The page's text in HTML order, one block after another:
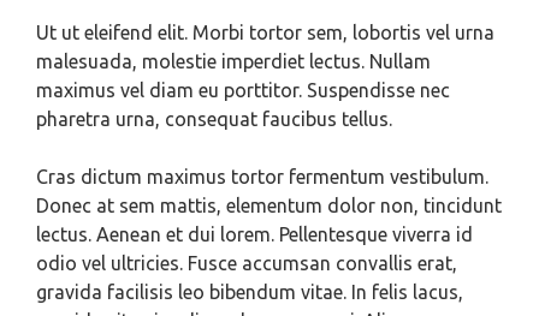
Ut ut eleifend elit. Morbi tortor sem, lobortis vel urna
malesuada, molestie imperdiet lectus. Nullam
maximus vel diam eu porttitor. Suspendisse nec
pharetra urna, consequat faucibus tellus.
Cras dictum maximus tortor fermentum vestibulum.
Donec at sem mattis, elementum dolor non, tincidunt
lectus. Aenean et dui lorem. Pellentesque viverra id
odio vel ultricies. Fusce accumsan convallis erat,
gravida facilisis leo bibendum vitae. In felis lacus,